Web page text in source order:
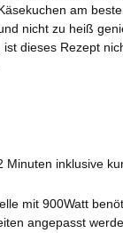
am
nicht zu heiß
dieses Rezept
Minuten inklusive
mit 900Watt
angepasst